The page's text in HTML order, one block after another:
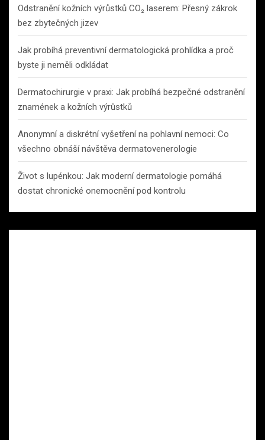
Odstranění kožních výrůstků CO₂ laserem: Přesný zákrok
bez zbytečných jizev
Jak probíhá preventivní dermatologická prohlídka a proč
byste ji neměli odkládat
Dermatochirurgie v praxi: Jak probíhá bezpečné odstranění
znamének a kožních výrůstků
Anonymní a diskrétní vyšetření na pohlavní nemoci: Co
všechno obnáší návštěva dermatovenerologie
Život s lupénkou: Jak moderní dermatologie pomáhá
dostat chronické onemocnění pod kontrolu